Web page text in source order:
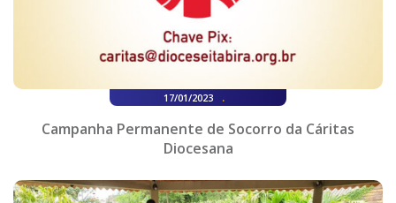
17/01/2023 .
Campanha Permanente de Socorro da Cáritas
Diocesana